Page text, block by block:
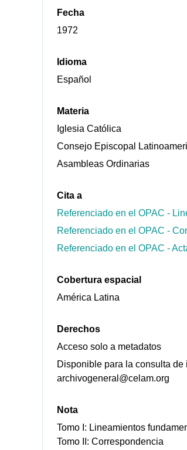
Fecha
1972
Idioma
Español
Materia
Iglesia Católica
Consejo Episcopal
Asambleas Ordinarias
Cita a
Referenciado en el OPAC -
Referenciado en el OPAC -
Referenciado en el OPAC -
Cobertura espacial
América Latina
Derechos
Acceso solo a metadatos
Disponible para la consulta
archivogeneral@celam.org
Nota
Tomo I: Lineamientos
Tomo II: Correspondencia